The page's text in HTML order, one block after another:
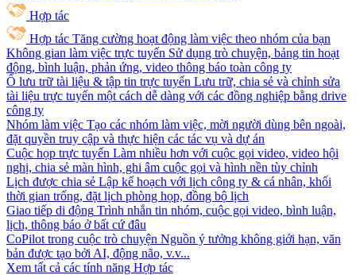
Hợp tác
Hợp tác Tăng cường hoạt động làm việc theo nhóm của bạn
Không gian làm việc trực tuyến Sử dụng trò chuyện, bảng tin hoạt
động, bình luận, phản ứng, video thông báo toàn công ty
Ổ lưu trữ tài liệu & tập tin trực tuyến Lưu trữ, chia sẻ và chỉnh sửa
tài liệu trực tuyến một cách dễ dàng với các đồng nghiệp bằng drive
công ty
Nhóm làm việc Tạo các nhóm làm việc, mời người dùng bên ngoài,
đặt quyền truy cập và thực hiện các tác vụ và dự án
Cuộc họp trực tuyến Làm nhiều hơn với cuộc gọi video, video hội
nghị, chia sẻ màn hình, ghi âm cuộc gọi và hình nền tùy chỉnh
Lịch được chia sẻ Lập kế hoạch với lịch công ty & cá nhân, khối
thời gian trống, đặt lịch phòng họp, đồng bộ lịch
Giao tiếp di động Trình nhắn tin nhóm, cuộc gọi video, bình luận,
lịch, thông báo ở bất cứ đâu
CoPilot trong cuộc trò chuyện Nguồn ý tưởng không giới hạn, văn
bản được tạo bởi AI, động não, v.v...
Xem tất cả các tính năng Hợp tác